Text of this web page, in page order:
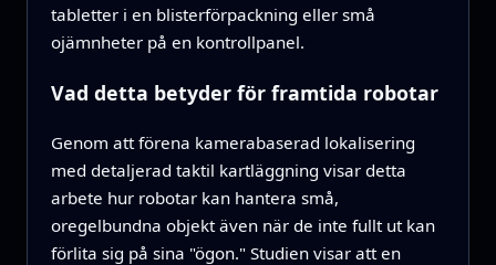
tabletter i en blisterförpackning eller små
ojämnheter på en kontrollpanel.
Vad detta betyder för framtida robotar
Genom att förena kamerabaserad lokalisering
med detaljerad taktil kartläggning visar detta
arbete hur robotar kan hantera små,
oregelbundna objekt även när de inte fullt ut kan
förlita sig på sina "ögon." Studien visar att en